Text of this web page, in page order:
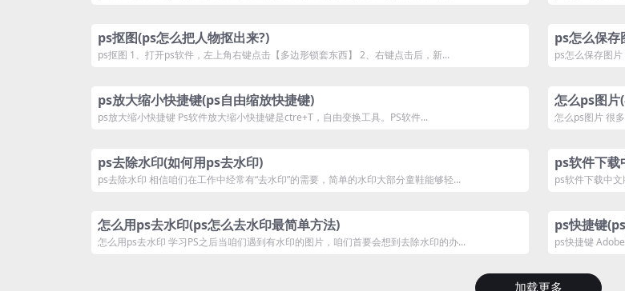
ps抠图(ps怎么把人物抠出来?)
ps抠图 1、打开ps软件，左上角右键点击【多边形锁套东西】 2、右键点击后，新...
ps怎么保存
ps怎么保存图
ps放大缩小快捷键(ps自由缩放快捷键)
ps放大缩小快捷键 Ps软件放大缩小快捷键是ctre+T，自由变换工具。PS软件...
怎么ps图片
怎么ps图片 很
ps去除水印(如何用ps去水印)
ps去除水印 相信咱们在工作中经常有“去水印”的需要，简单的水印大部分童鞋能够轻...
ps软件下载
ps软件下载中
怎么用ps去水印(ps怎么去水印最简单方法)
怎么用ps去水印 学习PS之后当咱们遇到有水印的图片，咱们首要会想到去除水印的办...
ps快捷键
ps快捷键
加载更多